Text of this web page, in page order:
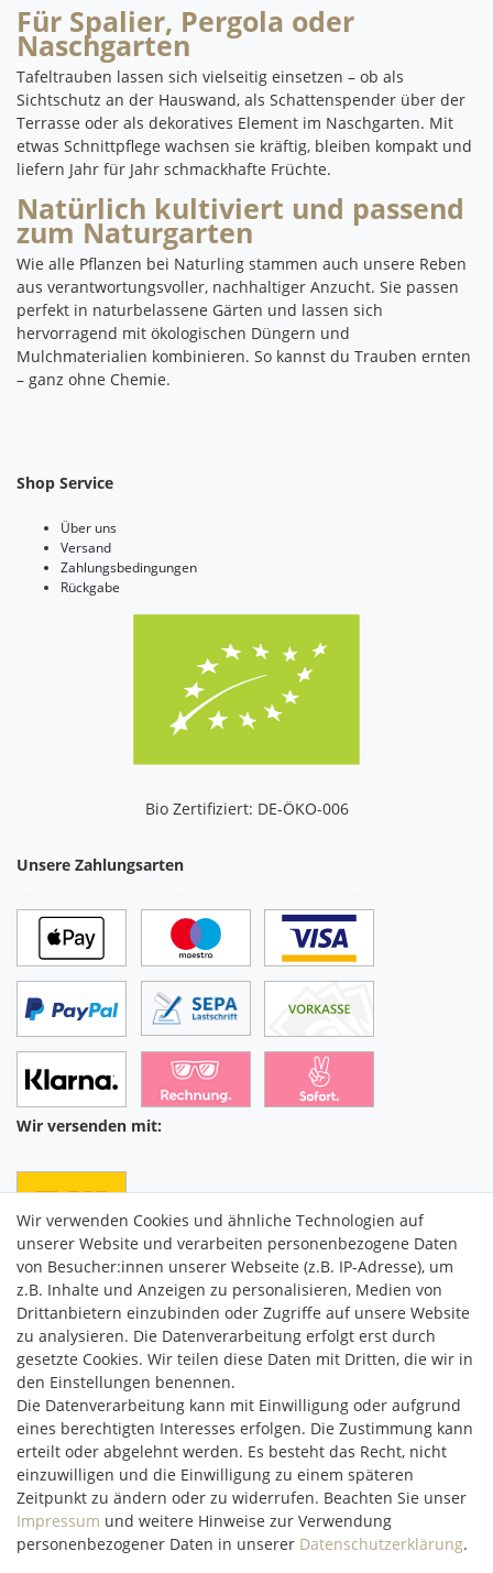
Für Spalier, Pergola oder
Naschgarten
Tafeltrauben lassen sich vielseitig einsetzen – ob als
Sichtschutz an der Hauswand, als Schattenspender über der
Terrasse oder als dekoratives Element im Naschgarten. Mit
etwas Schnittpflege wachsen sie kräftig, bleiben kompakt und
liefern Jahr für Jahr schmackhafte Früchte.
Natürlich kultiviert und passend
zum Naturgarten
Wie alle Pflanzen bei Naturling stammen auch unsere Reben
aus verantwortungsvoller, nachhaltiger Anzucht. Sie passen
perfekt in naturbelassene Gärten und lassen sich
hervorragend mit ökologischen Düngern und
Mulchmaterialien kombinieren. So kannst du Trauben ernten
– ganz ohne Chemie.
Shop Service
Über uns
Versand
Zahlungsbedingungen
Rückgabe
Bio Zertifiziert: DE-ÖKO-006
Unsere Zahlungsarten
Wir versenden mit:
C2M COMMERCE GmbH
Hüttenheim 119
97348 Willanzheim
Mo-Fr: 09:00 - 14:00 Uhr
service@c2m-commerce.com
Persönlich:093 26 - 97 97 90
Wir verwenden Cookies und ähnliche Technologien auf
unserer Website und verarbeiten personenbezogene Daten
von Besucher:innen unserer Webseite (z.B. IP-Adresse), um
z.B. Inhalte und Anzeigen zu personalisieren, Medien von
Drittanbietern einzubinden oder Zugriffe auf unsere Website
zu analysieren. Die Datenverarbeitung erfolgt erst durch
gesetzte Cookies. Wir teilen diese Daten mit Dritten, die wir in
den Einstellungen benennen.
Die Datenverarbeitung kann mit Einwilligung oder aufgrund
eines berechtigten Interesses erfolgen. Die Zustimmung kann
erteilt oder abgelehnt werden. Es besteht das Recht, nicht
einzuwilligen und die Einwilligung zu einem späteren
Zeitpunkt zu ändern oder zu widerrufen. Beachten Sie unser
Impressum und weitere Hinweise zur Verwendung
personenbezogener Daten in unserer Daten­schutz­erklärung.